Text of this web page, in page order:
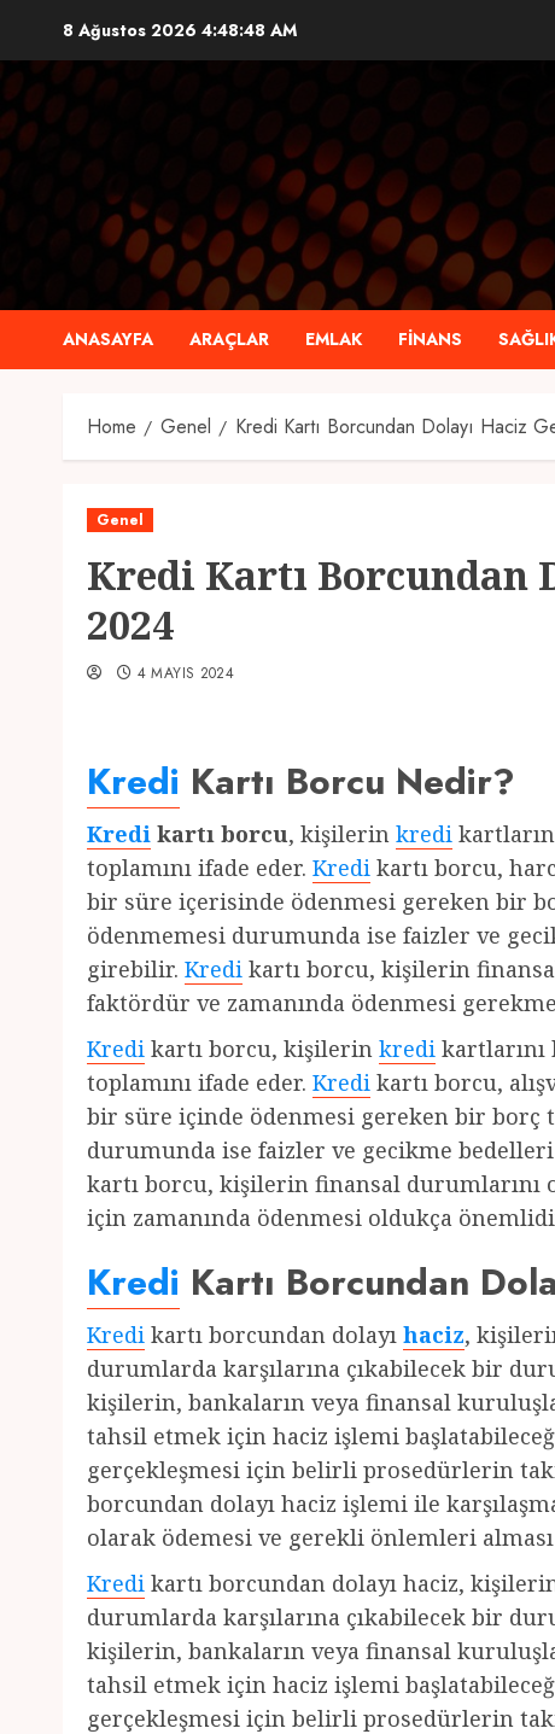
content
8 Ağustos 2026 4:48:49 AM
ANASAYFA ARAÇLAR EMLAK FINANS
Home Genel Kredi Kartı Borcundan Dolayı Haciz
Genel
Kredi Kartı Borcundan
2024
4 MAYIS 2024
Kredi Kartı Borcu Nedir?
Kredi kartı borcu, kişilerin kredi
toplamını ifade eder. Kredi kartı borcu,
bir süre içerisinde ödenmesi gereken bir
ödenmemesi durumunda ise faizler ve
girebilir. Kredi kartı borcu, kişilerin
faktördür ve zamanında ödenmesi
Kredi kartı borcu, kişilerin kredi kartlarını
toplamını ifade eder. Kredi kartı borcu,
bir süre içinde ödenmesi gereken bir borç
durumunda ise faizler ve gecikme
kartı borcu, kişilerin finansal
için zamanında ödenmesi oldukça
Kredi Kartı Borcundan
Kredi kartı borcundan dolayı haciz,
durumlarda karşılarına çıkabilecek bir
kişilerin, bankaların veya finansal
tahsil etmek için haciz işlemi
gerçekleşmesi için belirli prosedürlerin
borcundan dolayı haciz işlemi ile
olarak ödemesi ve gerekli önlemleri
Kredi kartı borcundan dolayı haciz,
durumlarda karşılarına çıkabilecek bir
kişilerin, bankaların veya finansal
tahsil etmek için haciz işlemi
gerçekleşmesi için belirli prosedürlerin